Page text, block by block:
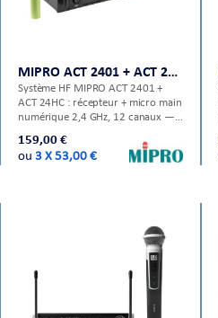
MIPRO ACT 2401 + ACT 24HC
Système HF MIPRO ACT 2401 +
ACT 24HC : récepteur + micro main
numérique 2,4 GHz, 12 canaux —
159,00 €
ou 3 X 53,00 €